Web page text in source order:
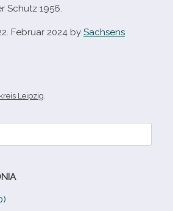
Schutz 1956.
Februar 2024 by Sachsens
Leipzig